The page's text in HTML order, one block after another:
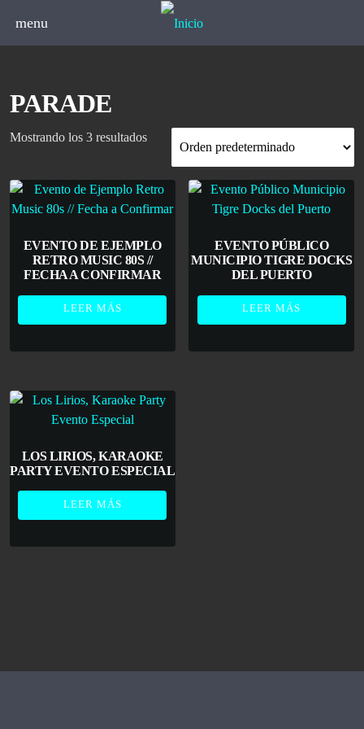
menu
PARADE
Mostrando los 3 resultados
EVENTO DE EJEMPLO
RETRO MUSIC 80S //
FECHA A CONFIRMAR
LEER MÁS
EVENTO PÚBLICO
MUNICIPIO TIGRE DOCKS
DEL PUERTO
LEER MÁS
LOS LIRIOS, KARAOKE
PARTY EVENTO ESPECIAL
LEER MÁS